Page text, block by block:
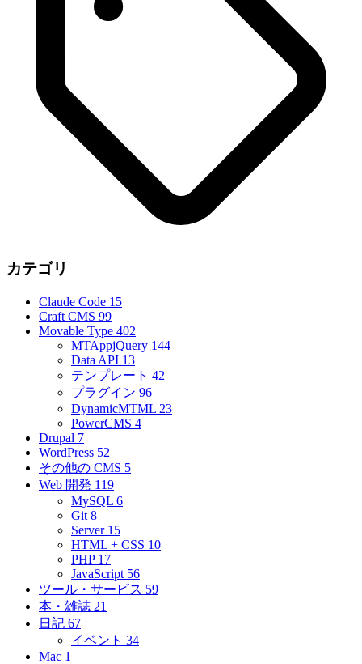
カテゴリ
Claude Code 15
Craft CMS 99
Movable Type 402
MTAppjQuery 144
Data API 13
テンプレート 42
プラグイン 96
DynamicMTML 23
PowerCMS 4
Drupal 7
WordPress 52
その他の CMS 5
Web 開発 119
MySQL 6
Git 8
Server 15
HTML + CSS 10
PHP 17
JavaScript 56
ツール・サービス 59
本・雑誌 21
日記 67
イベント 34
Mac 1